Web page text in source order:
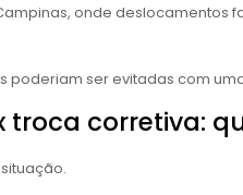
onde
poderiam ser evitadas com
troca corretiva: